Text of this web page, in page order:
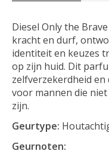
Diesel Only the
kracht en durf,
identiteit en keuzes
op zijn huid. Dit
zelfverzekerdheid
voor mannen die
zijn.
Geurtype:
Geurnoten: